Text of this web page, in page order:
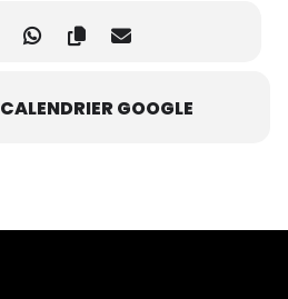
CALENDRIER GOOGLE